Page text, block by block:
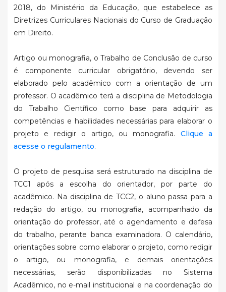
2018, do Ministério da Educação, que estabelece as
Diretrizes Curriculares Nacionais do Curso de Graduação
em Direito.
Artigo ou monografia, o Trabalho de Conclusão de curso
é componente curricular obrigatório, devendo ser
elaborado pelo acadêmico com a orientação de um
professor. O acadêmico terá a disciplina de Metodologia
do Trabalho Científico como base para adquirir as
competências e habilidades necessárias para elaborar o
projeto e redigir o artigo, ou monografia. Clique a
acesse o regulamento.
O projeto de pesquisa será estruturado na disciplina de
TCC1 após a escolha do orientador, por parte do
acadêmico. Na disciplina de TCC2, o aluno passa para a
redação do artigo, ou monografia, acompanhado da
orientação do professor, até o agendamento e defesa
do trabalho, perante banca examinadora. O calendário,
orientações sobre como elaborar o projeto, como redigir
o artigo, ou monografia, e demais orientações
necessárias, serão disponibilizadas no Sistema
Acadêmico, no e-mail institucional e na coordenação do